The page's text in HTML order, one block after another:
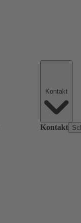
Kontakt